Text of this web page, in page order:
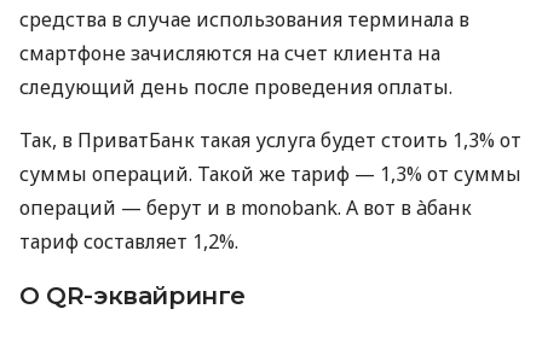
средства в случае использования терминала в
смартфоне зачисляются на счет клиента на
следующий день после проведения оплаты.
Так, в ПриватБанк такая услуга будет стоить 1,3% от
суммы операций. Такой же тариф — 1,3% от суммы
операций — берут и в monobank. А вот в àбанк
тариф составляет 1,2%.
О QR-эквайринге